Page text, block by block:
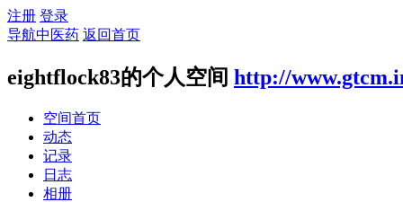
注册 登录
导航中医药 返回首页
eightflock83的个人空间 http://
空间首页
动态
记录
日志
相册